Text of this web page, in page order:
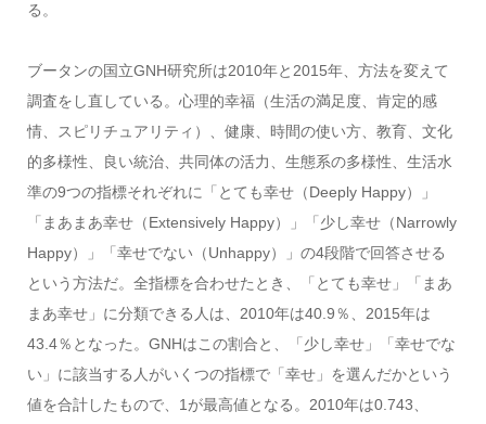
る。
ブータンの国立GNH研究所は2010年と2015年、方法を変えて
調査をし直している。心理的幸福（生活の満足度、肯定的感
情、スピリチュアリティ）、健康、時間の使い方、教育、文化
的多様性、良い統治、共同体の活力、生態系の多様性、生活水
準の9つの指標それぞれに「とても幸せ（Deeply Happy）」
「まあまあ幸せ（Extensively Happy）」「少し幸せ（Narrowly
Happy）」「幸せでない（Unhappy）」の4段階で回答させる
という方法だ。全指標を合わせたとき、「とても幸せ」「まあ
まあ幸せ」に分類できる人は、2010年は40.9％、2015年は
43.4％となった。GNHはこの割合と、「少し幸せ」「幸せでな
い」に該当する人がいくつの指標で「幸せ」を選んだかという
値を合計したもので、1が最高値となる。2010年は0.743、